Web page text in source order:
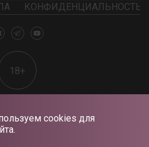
cookies для
КОНФИДЕНЦИАЛЬНОСТЬ
18+